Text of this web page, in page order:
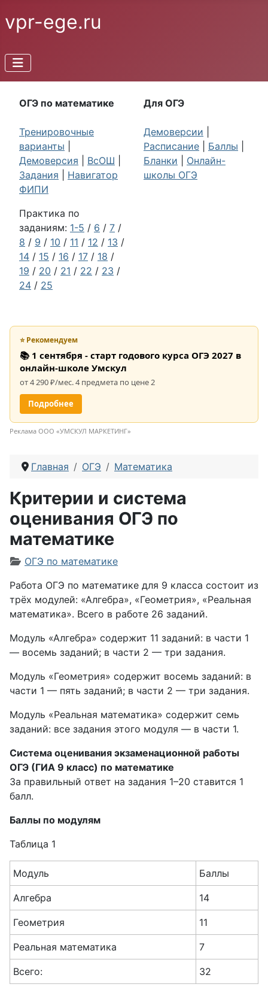
vpr-ege.ru
ОГЭ по математике
Тренировочные
варианты
Демоверсия
ВсОШ
Задания
Навигатор
ФИПИ
Практика по
заданиям: 1-5 / 6 / 7 /
8 / 9 / 10 / 11 / 12 / 13 /
14 / 15 / 16 / 17 / 18 /
19 / 20 / 21 / 22 / 23 /
24 / 25
Для ОГЭ
Демоверсии
Расписание
Баллы
Бланки
Онлайн-
школы ОГЭ
⭐ Рекомендуем
📚 1 сентября - старт годового курса ОГЭ 2027 в
онлайн-школе Умскул
от 4 290 ₽/мес. 4 предмета по цене 2
Подробнее
Реклама ООО «УМСКУЛ МАРКЕТИНГ»
Главная ОГЭ Математика
Критерии и система
оценивания ОГЭ по
математике
Информация о материале
ОГЭ по математике
Работа ОГЭ по математике для 9 класса состоит из
трёх модулей: «Алгебра», «Геометрия», «Реальная
математика». Всего в работе 26 заданий.
Модуль «Алгебра» содержит 11 заданий: в части 1
— восемь заданий; в части 2 — три задания.
Модуль «Геометрия» содержит восемь заданий: в
части 1 — пять заданий; в части 2 — три задания.
Модуль «Реальная математика» содержит семь
заданий: все задания этого модуля — в части 1.
Система оценивания экзаменационной работы
ОГЭ (ГИА 9 класс) по математике
За правильный ответ на задания 1–20 ставится 1
балл.
Баллы по модулям
Таблица 1
Модуль Баллы
Алгебра 14
Геометрия 11
Реальная математика 7
Всего: 32